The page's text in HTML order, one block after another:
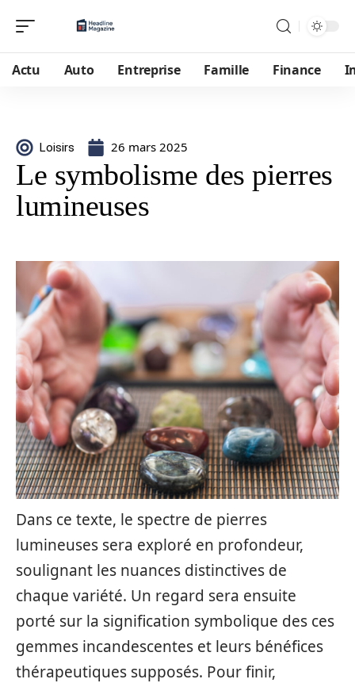
Actu Auto Entreprise Famille Finance
Loisirs 26 mars 2025
Le symbolisme des pierres
lumineuses
Dans ce texte, le spectre de pierres
lumineuses sera exploré en profondeur,
soulignant les nuances distinctives de
chaque variété. Un regard sera ensuite
porté sur la signification symbolique des ces
gemmes incandescentes et leurs bénéfices
thérapeutiques supposés. Pour finir,